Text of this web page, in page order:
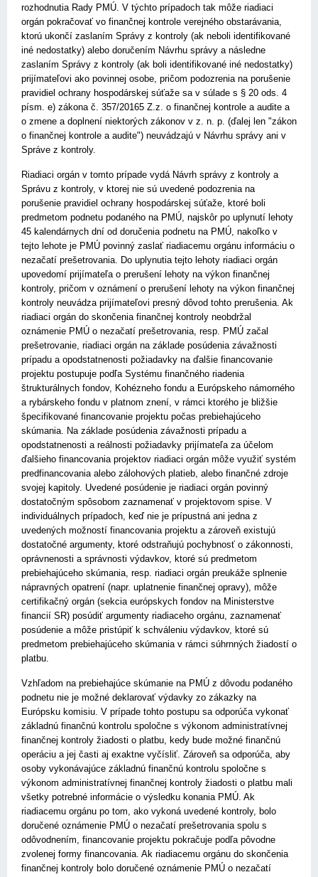
rozhodnutia Rady PMÚ. V týchto prípadoch tak môže riadiaci
orgán pokračovať vo finančnej kontrole verejného obstarávania,
ktorú ukončí zaslaním Správy z kontroly (ak neboli identifikované
iné nedostatky) alebo doručením Návrhu správy a následne
zaslaním Správy z kontroly (ak boli identifikované iné nedostatky)
prijímateľovi ako povinnej osobe, pričom podozrenia na porušenie
pravidiel ochrany hospodárskej súťaže sa v súlade s § 20 ods. 4
písm. e) zákona č. 357/20165 Z.z. o finančnej kontrole a audite a
o zmene a doplnení niektorých zákonov v z. n. p. (ďalej len "zákon
o finančnej kontrole a audite") neuvádzajú v Návrhu správy ani v
Správe z kontroly.
Riadiaci orgán v tomto prípade vydá Návrh správy z kontroly a
Správu z kontroly, v ktorej nie sú uvedené podozrenia na
porušenie pravidiel ochrany hospodárskej súťaže, ktoré boli
predmetom podnetu podaného na PMÚ, najskôr po uplynutí lehoty
45 kalendárnych dní od doručenia podnetu na PMÚ, nakoľko v
tejto lehote je PMÚ povinný zaslať riadiacemu orgánu informáciu o
nezačatí prešetrovania. Do uplynutia tejto lehoty riadiaci orgán
upovedomí prijímateľa o prerušení lehoty na výkon finančnej
kontroly, pričom v oznámení o prerušení lehoty na výkon finančnej
kontroly neuvádza prijímateľovi presný dôvod tohto prerušenia. Ak
riadiaci orgán do skončenia finančnej kontroly neobdržal
oznámenie PMÚ o nezačatí prešetrovania, resp. PMÚ začal
prešetrovanie, riadiaci orgán na základe posúdenia závažnosti
prípadu a opodstatnenosti požiadavky na ďalšie financovanie
projektu postupuje podľa Systému finančného riadenia
štrukturálnych fondov, Kohézneho fondu a Európskeho námorného
a rybárskeho fondu v platnom znení, v rámci ktorého je bližšie
špecifikované financovanie projektu počas prebiehajúceho
skúmania. Na základe posúdenia závažnosti prípadu a
opodstatnenosti a reálnosti požiadavky prijímateľa za účelom
ďalšieho financovania projektov riadiaci orgán môže využiť systém
predfinancovania alebo zálohových platieb, alebo finančné zdroje
svojej kapitoly. Uvedené posúdenie je riadiaci orgán povinný
dostatočným spôsobom zaznamenať v projektovom spise. V
individuálnych prípadoch, keď nie je prípustná ani jedna z
uvedených možností financovania projektu a zároveň existujú
dostatočné argumenty, ktoré odstraňujú pochybnosť o zákonnosti,
oprávnenosti a správnosti výdavkov, ktoré sú predmetom
prebiehajúceho skúmania, resp. riadiaci orgán preukáže splnenie
nápravných opatrení (napr. uplatnenie finančnej opravy), môže
certifikačný orgán (sekcia európskych fondov na Ministerstve
financií SR) posúdiť argumenty riadiaceho orgánu, zaznamenať
posúdenie a môže pristúpiť k schváleniu výdavkov, ktoré sú
predmetom prebiehajúceho skúmania v rámci súhrnných žiadostí o
platbu.
Vzhľadom na prebiehajúce skúmanie na PMÚ z dôvodu podaného
podnetu nie je možné deklarovať výdavky zo zákazky na
Európsku komisiu. V prípade tohto postupu sa odporúča vykonať
základnú finančnú kontrolu spoločne s výkonom administratívnej
finančnej kontroly žiadosti o platbu, kedy bude možné finančnú
operáciu a jej časti aj exaktne vyčísliť. Zároveň sa odporúča, aby
osoby vykonávajúce základnú finančnú kontrolu spoločne s
výkonom administratívnej finančnej kontroly žiadosti o platbu mali
všetky potrebné informácie o výsledku konania PMÚ. Ak
riadiacemu orgánu po tom, ako vykoná uvedené kontroly, bolo
doručené oznámenie PMÚ o nezačatí prešetrovania spolu s
odôvodnením, financovanie projektu pokračuje podľa pôvodne
zvolenej formy financovania. Ak riadiacemu orgánu do skončenia
finančnej kontroly bolo doručené oznámenie PMÚ o nezačatí